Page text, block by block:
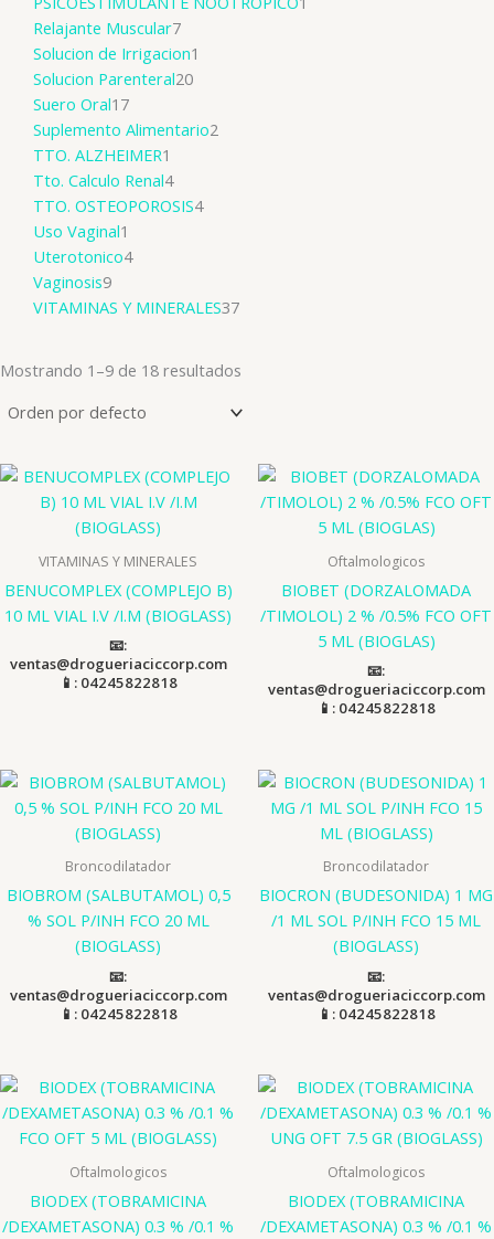
Relajante Muscular7
Solucion de Irrigacion1
Solucion Parenteral20
Suero Oral17
Suplemento Alimentario2
TTO. ALZHEIMER1
Tto. Calculo Renal4
TTO. OSTEOPOROSIS4
Uso Vaginal1
Uterotonico4
Vaginosis9
VITAMINAS Y MINERALES37
Mostrando 1–9 de 18 resultados
VITAMINAS Y MINERALES
BENUCOMPLEX (COMPLEJO B)
10 ML VIAL I.V /I.M (BIOGLASS)
📧:
ventas@drogueriaciccorp.com
📱: 04245822818
Oftalmologicos
BIOBET (DORZALOMADA
/TIMOLOL) 2 % /0.5% FCO OFT
5 ML (BIOGLAS)
📧:
ventas@drogueriaciccorp.com
📱: 04245822818
Broncodilatador
BIOBROM (SALBUTAMOL) 0,5
% SOL P/INH FCO 20 ML
(BIOGLASS)
📧:
ventas@drogueriaciccorp.com
📱: 04245822818
Broncodilatador
BIOCRON (BUDESONIDA) 1 MG
/1 ML SOL P/INH FCO 15 ML
(BIOGLASS)
📧:
ventas@drogueriaciccorp.com
📱: 04245822818
Oftalmologicos
BIODEX (TOBRAMICINA
/DEXAMETASONA) 0.3 % /0.1 %
Oftalmologicos
BIODEX (TOBRAMICINA
/DEXAMETASONA) 0.3 % /0.1 %